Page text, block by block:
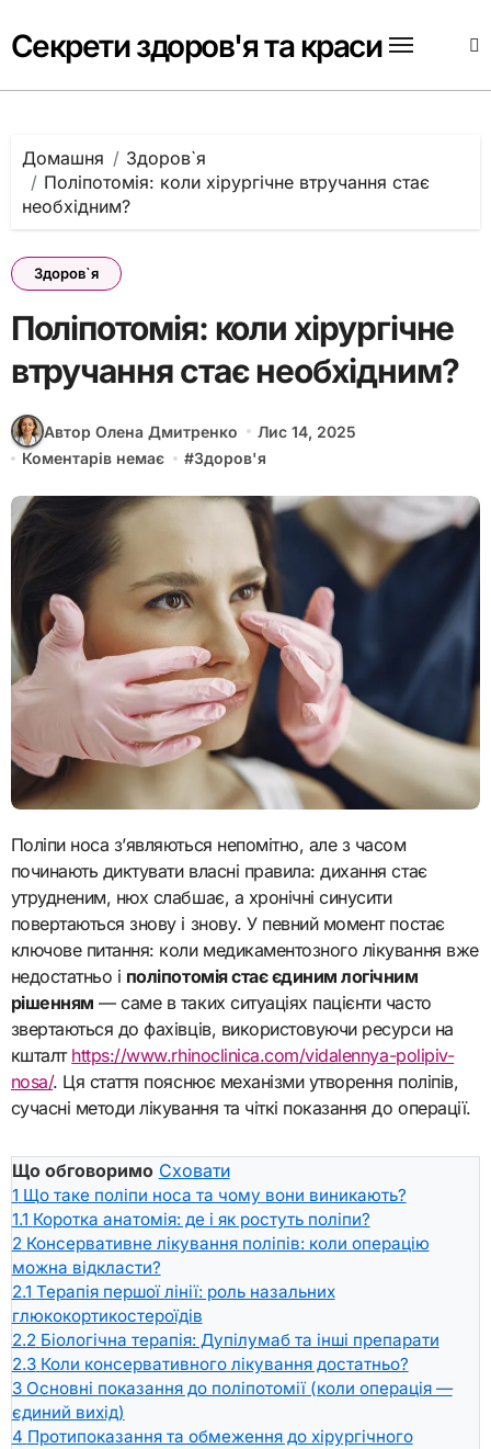
до
вмісту
Секрети здоров'я та краси
Домашня
Здоров`я
Поліпотомія: коли хірургічне втручання стає
необхідним?
Здоров`я
Поліпотомія: коли хірургічне
втручання стає необхідним?
Автор Олена Дмитренко
Лис 14, 2025
Коментарів немає
#Здоров'я
Поліпи носа з’являються непомітно, але з часом
починають диктувати власні правила: дихання стає
утрудненим, нюх слабшає, а хронічні синусити
повертаються знову і знову. У певний момент постає
ключове питання: коли медикаментозного лікування вже
недостатньо і поліпотомія стає єдиним логічним
рішенням — саме в таких ситуаціях пацієнти часто
звертаються до фахівців, використовуючи ресурси на
кшталт https://www.rhinoclinica.com/vidalennya-polipiv-
nosa/. Ця стаття пояснює механізми утворення поліпів,
сучасні методи лікування та чіткі показання до операції.
Що обговоримо Сховати
1 Що таке поліпи носа та чому вони виникають?
1.1 Коротка анатомія: де і як ростуть поліпи?
2 Консервативне лікування поліпів: коли операцію
можна відкласти?
2.1 Терапія першої лінії: роль назальних
глюкокортикостероїдів
2.2 Біологічна терапія: Дупілумаб та інші препарати
2.3 Коли консервативного лікування достатньо?
3 Основні показання до поліпотомії (коли операція —
єдиний вихід)
4 Протипоказання та обмеження до хірургічного